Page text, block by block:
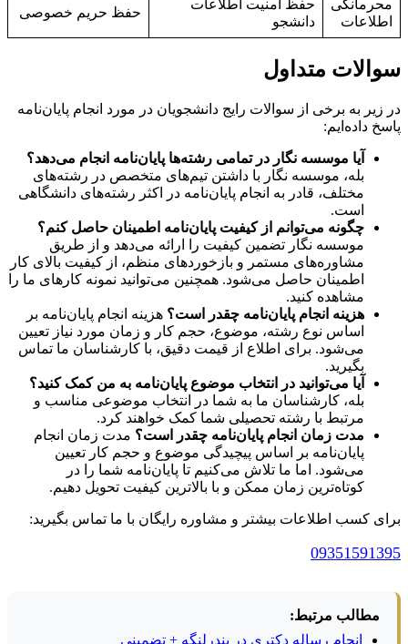
محرمانگی
اطلاعات
حفظ امنیت اطلاعات
دانشجو
حفظ حریم خصوصی
سوالات متداول
در زیر به برخی از سوالات رایج دانشجویان در مورد انجام پایان‌نامه
پاسخ داده‌ایم:
آیا موسسه نگار در تمامی رشته‌ها پایان‌نامه انجام می‌دهد؟
بله، موسسه نگار با داشتن تیم‌های متخصص در رشته‌های
مختلف، قادر به انجام پایان‌نامه در اکثر رشته‌های دانشگاهی
است.
چگونه می‌توانم از کیفیت پایان‌نامه اطمینان حاصل کنم؟
موسسه نگار تضمین کیفیت را ارائه می‌دهد و از طریق
مشاوره‌های مستمر و بازخوردهای منظم، از کیفیت بالای کار
اطمینان حاصل می‌شود. همچنین می‌توانید نمونه کارهای ما را
مشاهده کنید.
هزینه انجام پایان‌نامه چقدر است؟ هزینه انجام پایان‌نامه بر
اساس نوع رشته، موضوع، حجم کار و زمان مورد نیاز تعیین
می‌شود. برای اطلاع از قیمت دقیق، با کارشناسان ما تماس
بگیرید.
آیا می‌توانید در انتخاب موضوع پایان‌نامه به من کمک کنید؟
بله، کارشناسان ما به شما در انتخاب موضوعی مناسب و
مرتبط با رشته تحصیلی شما کمک خواهند کرد.
مدت زمان انجام پایان‌نامه چقدر است؟ مدت زمان انجام
پایان‌نامه بر اساس پیچیدگی موضوع و حجم کار تعیین
می‌شود. اما ما تلاش می‌کنیم تا پایان‌نامه شما را در
کوتاه‌ترین زمان ممکن و با بالاترین کیفیت تحویل دهیم.
برای کسب اطلاعات بیشتر و مشاوره رایگان با ما تماس بگیرید:
09351591395
مطالب مرتبط:
انجام رساله دکتری در بندرلنگه + تضمینی